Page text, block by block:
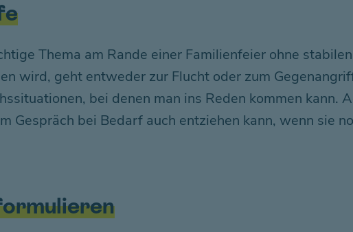
Thema am Rande einer Familienfeier ohne
wird, geht entweder zur Flucht oder zum
bei denen man ins Reden kommen kann.
Gespräch bei Bedarf auch entziehen kann, wenn sie